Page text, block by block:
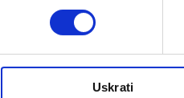
Uskrati